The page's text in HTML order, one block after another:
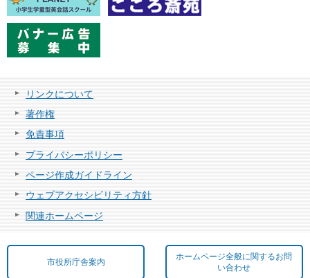
リンクについて
著作権
免責事項
プライバシーポリシー
ページ作成ガイドライン
ウェブアクセシビリティ方針
関連ホームページ
市役所庁舎案内
ホームページ全般に関するお問
い合わせ